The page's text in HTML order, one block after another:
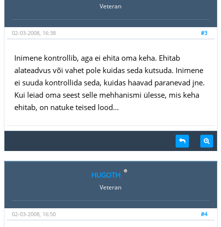
Veteran
#3
02-03-2008, 16:38
Inimene kontrollib, aga ei ehita oma keha. Ehitab
alateadvus või vahet pole kuidas seda kutsuda. Inimene
ei suuda kontrollida seda, kuidas haavad paranevad jne.
Kui leiad oma seest selle mehhanismi ülesse, mis keha
ehitab, on natuke teised lood...
HUGOTH
Veteran
#4
02-03-2008, 16:50